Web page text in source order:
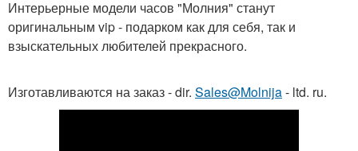
Интерьерные модели часов "Молния" станут
оригинальным vip - подарком как для себя, так и
взыскательных любителей прекрасного.
Изготавливаются на заказ - dir. Sales@Molnija- ltd. ru.